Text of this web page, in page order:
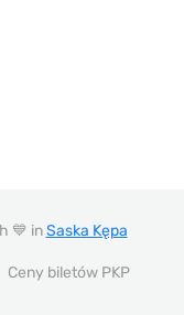
💙 inSaska Kępa
Ceny biletów PKP